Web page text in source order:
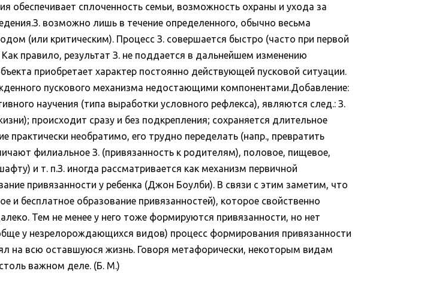
обеспечивает сплоченность семьи, возможность охраны и ухода за
возможно лишь в течение определенного, обычно весьма
(или критическим). Процесс З. совершается быстро (часто при первой
правило, результат З. не поддается в дальнейшем изменению
приобретает характер постоянно действующей пусковой ситуации.
пускового механизма недостающими компонентами.Добавление:
научения (типа выработки условного рефлекса), являются след.: З.
происходит сразу и без подкрепления; сохраняется длительное
практически необратимо, его трудно переделать (напр., превратить
филиальное З. (привязанность к родителям), половое, пищевое,
и т. п.З. иногда рассматривается как механизм первичной
привязанности у ребенка (Джон Боулби). В связи с этим заметим, что
и бесплатное образование привязанностей), которое свойственно
Тем не менее у него тоже формируются привязанности, но нет
у незрелорождающихся видов) процесс формирования привязанности
на всю оставшуюся жизнь. Говоря метафорически, некоторым видам
важном деле. (Б. М.)